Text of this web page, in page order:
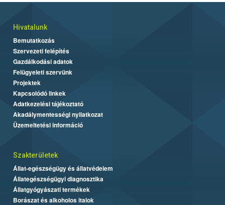
Hivatalunk
Bemutatkozás
Szervezeti felépítés
Gazdálkodási adatok
Felügyeleti szervünk
Projektek
Kapcsolódó linkek
Adatkezelési tájékoztató
Akadálymentességi nyilatkozat
Üzemeltetési információ
Szakterületek
Állat-egészségügy és állatvédelem
Állategészségügyi diagnosztika
Állatgyógyászati termékek
Borászat és alkoholos italok